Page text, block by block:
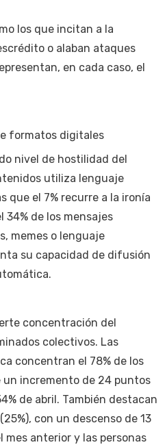
los que incitan a la
o alaban ataques
en cada caso, el
formatos digitales
nivel de hostilidad del
utiliza lenguaje
que el 7% recurre a la ironía
34% de los mensajes
memes o lenguaje
su capacidad de difusión
concentración del
colectivos. Las
concentran el 78% de los
un incremento de 24 puntos
de abril. También destacan
con un descenso de 13
mes anterior y las personas